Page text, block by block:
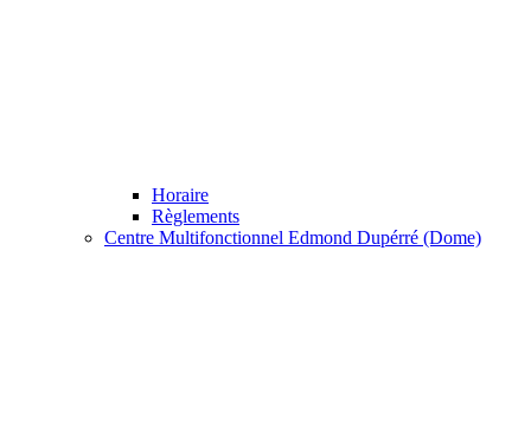
Horaire
Règlements
Centre Multifonctionnel Edmond Dupérré (Dome)